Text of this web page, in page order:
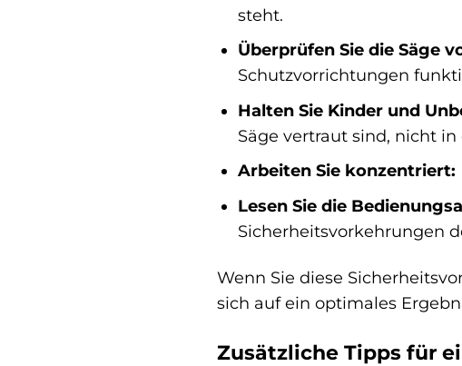
steht.
Überprüfen Sie die Säge
Schutzvorrichtungen
Halten Sie Kinder und
Säge vertraut sind, nicht in
Arbeiten Sie konzentriert:
Lesen Sie die
Sicherheitsvorkehrungen
Wenn Sie diese
sich auf ein optimales
Zusätzliche Tipps für